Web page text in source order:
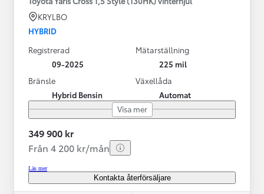
KRYLBO
HYBRID
Registrerad
09-2025
Mätarställning
225 mil
Bränsle
Hybrid Bensin
Växellåda
Automat
Visa mer
349 900 kr
Från 4 200 kr/mån
Läs mer
Kontakta återförsäljare